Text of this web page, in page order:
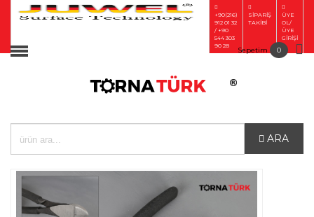
Tesbih İşleme El Aletleri
Kuyumcu Makinaları
Polisaj ve Cila ekipmanları
Zımpara ve Aşındırıcılar
+90(216)
912 01 32
/ +90
544 303
90 28
SİPARİŞ
TAKİBİ
ÜYE
OL/
ÜYE
GİRİŞİ
ARA
Sepetim 0